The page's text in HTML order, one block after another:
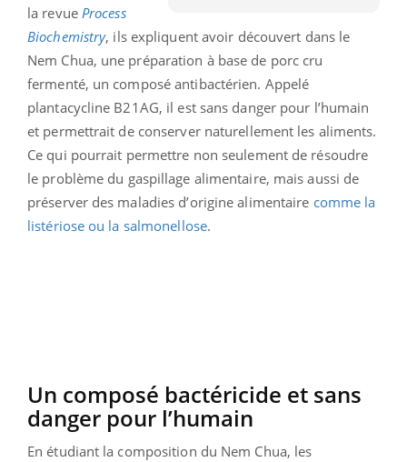
la revue Process
Biochemistry, ils expliquent avoir découvert dans le
Nem Chua, une préparation à base de porc cru
fermenté, un composé antibactérien. Appelé
plantacycline B21AG, il est sans danger pour l’humain
et permettrait de conserver naturellement les aliments.
Ce qui pourrait permettre non seulement de résoudre
le problème du gaspillage alimentaire, mais aussi de
préserver des maladies d’origine alimentaire comme la
listériose ou la salmonellose.
Un composé bactéricide et sans
danger pour l’humain
En étudiant la composition du Nem Chua, les